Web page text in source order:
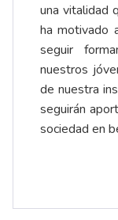
una vitalidad
ha motivado
seguir
nuestros
de nuestra
seguirán
sociedad en